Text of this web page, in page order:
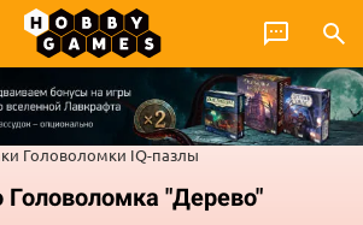
Головоломки IQ-пазлы
"Дерево"